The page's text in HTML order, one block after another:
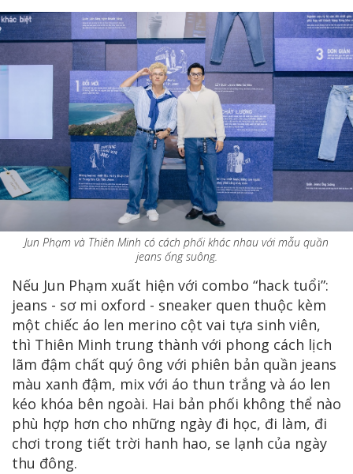
Jun Phạm và Thiên Minh có cách phối khác nhau với mẫu quần
jeans ống suông.
Nếu Jun Phạm xuất hiện với combo “hack tuổi”:
jeans - sơ mi oxford - sneaker quen thuộc kèm
một chiếc áo len merino cột vai tựa sinh viên,
thì Thiên Minh trung thành với phong cách lịch
lãm đậm chất quý ông với phiên bản quần jeans
màu xanh đậm, mix với áo thun trắng và áo len
kéo khóa bên ngoài. Hai bản phối không thể nào
phù hợp hơn cho những ngày đi học, đi làm, đi
chơi trong tiết trời hanh hao, se lạnh của ngày
thu đông.